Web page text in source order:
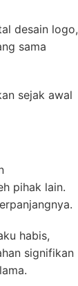
desain logo,
sama
sejak awal
pihak lain.
habis,
signifikan